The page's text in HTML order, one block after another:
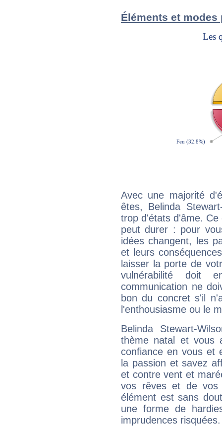
Éléments et
Avec une majorité
êtes, Belinda
trop d'états d'âme.
peut durer : pour
idées changent, les
et leurs
laisser la porte de
vulnérabilité doit
communication ne
bon du concret s'il
l'enthousiasme ou le
Belinda Stewart-
thème natal et vous
confiance en vous et
la passion et savez
et contre vent et
vos rêves et de vos
élément est sans
une forme de
imprudences risquées.